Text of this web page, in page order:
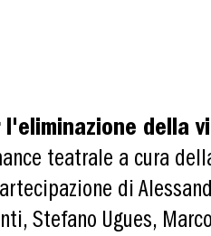
della
teatrale a cura
di
Stefano Ugues,